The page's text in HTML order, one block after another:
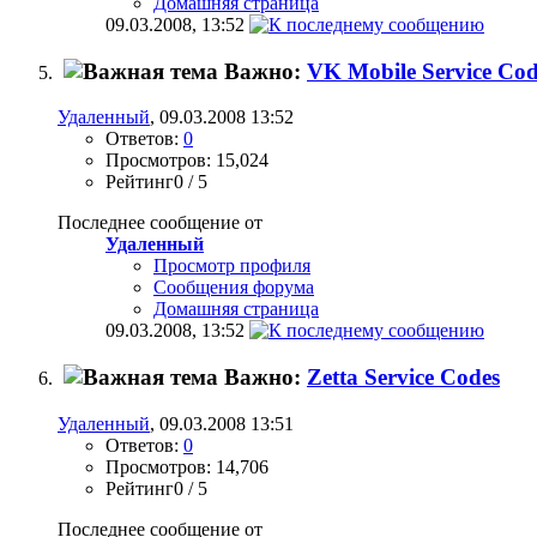
09.03.2008, 13:52
Важно: VK Mobile Service
Удаленный, 09.03.2008 13:52
Ответов: 0
Просмотров: 15,024
Рейтинг0 / 5
Последнее сообщение от
Удаленный
Просмотр профиля
Сообщения форума
Домашняя страница
09.03.2008, 13:52
Важно: Zetta Service Codes
Удаленный, 09.03.2008 13:51
Ответов: 0
Просмотров: 14,706
Рейтинг0 / 5
Последнее сообщение от